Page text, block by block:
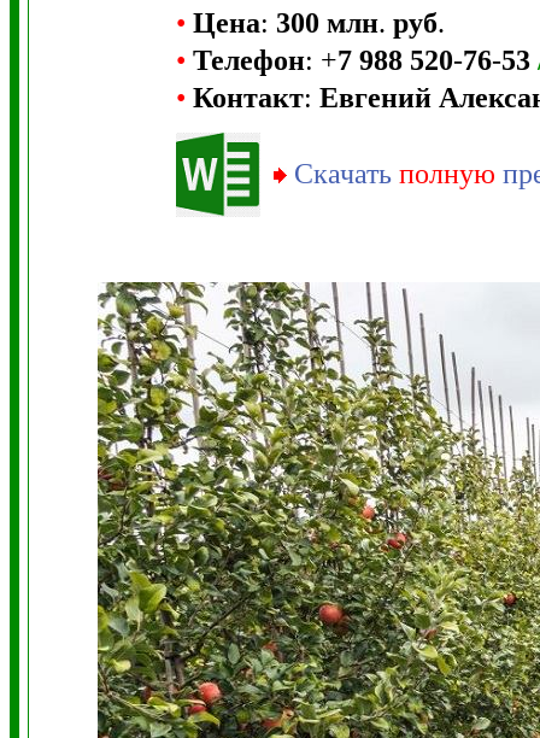
• Цена: 300 млн. руб.
• Телефон: +7 988 520-76-53
• Контакт: Евгений
Скачать полную